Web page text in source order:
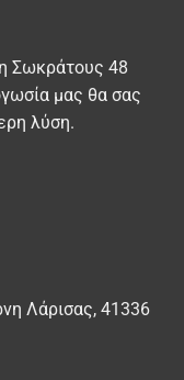
Σωκράτους 48
μας θα σας
λύση.
Λάρισας, 41336